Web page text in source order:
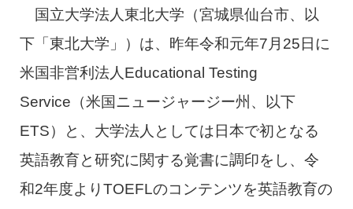
国立大学法人東北大学（宮城県仙台市、以
下「東北大学」）は、昨年令和元年7月25日に
米国非営利法人Educational Testing
Service（米国ニュージャージー州、以下
ETS）と、大学法人としては日本で初となる
英語教育と研究に関する覚書に調印をし、令
和2年度よりTOEFLのコンテンツを英語教育の